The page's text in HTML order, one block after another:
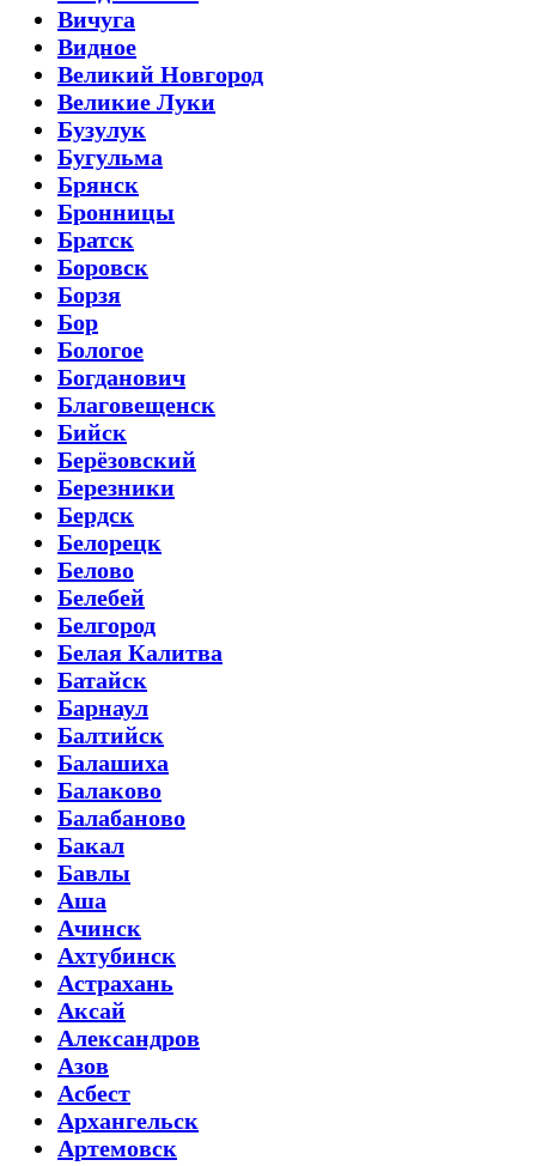
Вичуга
Видное
Великий Новгород
Великие Луки
Бузулук
Бугульма
Брянск
Бронницы
Братск
Боровск
Борзя
Бор
Бологое
Богданович
Благовещенск
Бийск
Берёзовский
Березники
Бердск
Белорецк
Белово
Белебей
Белгород
Белая Калитва
Батайск
Барнаул
Балтийск
Балашиха
Балаково
Балабаново
Бакал
Бавлы
Аша
Ачинск
Ахтубинск
Астрахань
Аксай
Александров
Азов
Асбест
Архангельск
Артемовск